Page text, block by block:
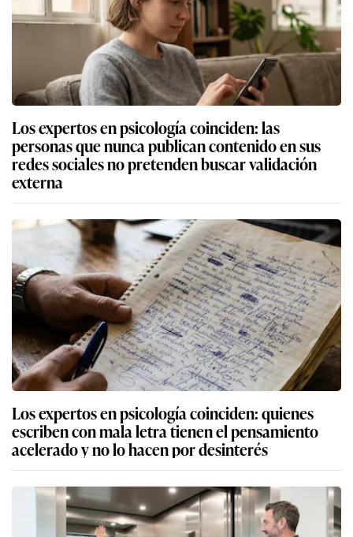
Los expertos en psicología coinciden: las
personas que nunca publican contenido en sus
redes sociales no pretenden buscar validación
externa
Los expertos en psicología coinciden: quienes
escriben con mala letra tienen el pensamiento
acelerado y no lo hacen por desinterés